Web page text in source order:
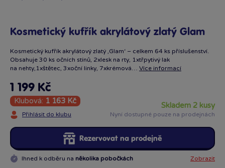
Kosmetický kufřík akrylátový zlatý Glam
Kosmetický kufřík akrylátový zlatý ‚Glam‘ – celkem 64 ks příslušenství.
Obsahuje 30 ks očních stínů, 2xlesk na rty, 1xtřpytivý lak
na nehty,1xštětec, 3xoční linky, 7xkrémová… Více informací
1 199 Kč
Klubová: 1 163 Kč
Přihlásit do klubu
skladem 2 kusy
Nyní dostupné pouze na prodejnách
Rezervovat na prodejně
Ihned k odběru na několika pobočkách Zobrazit